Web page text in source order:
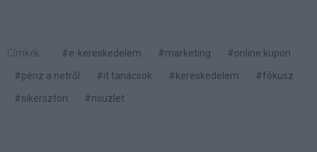
Címkék: #e-kereskedelem #marketing
#online kupon
#pénz a netről
#it tanácsok #kereskedelem
#fókusz
#sikersztori
#nsüzlet